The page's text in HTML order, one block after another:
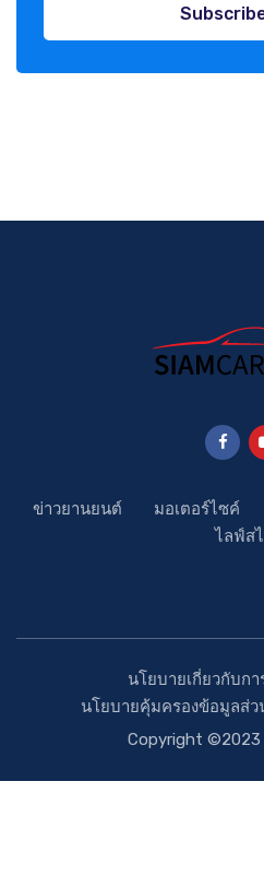
ข่าวยานยนต์ มอเตอร์ไซค์
ไลฟ์ส
นโยบายเกี่ยวกับก
นโยบายคุ้มครองข้อมูลส่
Copyright ©2023